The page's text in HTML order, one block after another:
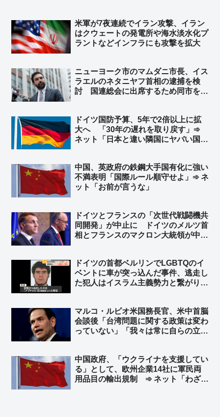
米軍が7夜連続でイラン攻撃、イラン
はクウェートの発電所や‌海水淡水化プ
ラントなどインフラにも攻撃を拡大
ニューヨーク市のマムダニ市長、イス
ラエルのネタニヤフ首相の逮捕を検
討 国連総会に出席するため同市を訪
いよね？」
ドイツ国防予算、5年で2倍以上に拡
大へ 「30年の遅れを取り戻す」➾
ネット「日本と違い隣国にヤバい国が
中国、英政府の鉄鋼大手国有化に強い
不満表明「国際ルール順守せよ」➾ ネ
ット「お前が言うな」
ドイツとフランスの「次世代戦闘機共
同開発」が中止に ドイツのメルツ首
相とフランスのマクロン大統領が中止
りという流れ？」
ドイツの首都ベルリンでLGBTQのイ
ベントに車が突っ込んだ事件、逃走し
た犯人はイスラム主義勢力と繋がり
ラム…』→『……』←この展開だろ
ww」
マルコ・ルビオ米国務長官、米中首脳
会談後「台湾問題に関する政策は変わ
っていない」「我々は常に自らの立場
マスゴミさんによると、米中会談で日
本と台湾は梯子を外された設定なのに
ｗ」
中国政府、「ウクライナを支援してい
る」として、欧州企業14社に軍民両
用品目の輸出規制 ➾ ネット「わざわ